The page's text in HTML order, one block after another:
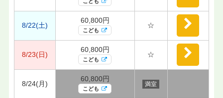
8/22(土)
60,800円
こども
☆
8/23(日)
60,800円
こども
☆
8/24(月)
60,800円
こども
満室